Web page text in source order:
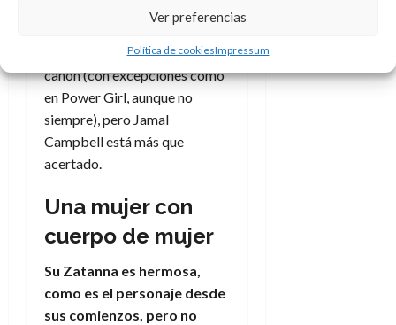
Ver preferencias
Política de cookiesImpressum
aunque cada vez más, se ve un
tratamiento de la figura
femenina que se aleje de este
canon (con excepciones como
en Power Girl, aunque no
siempre), pero Jamal
Campbell está más que
acertado.
Una mujer con
cuerpo de mujer
Su Zatanna es hermosa,
como es el personaje desde
sus comienzos, pero no